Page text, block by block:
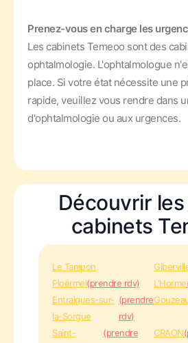
Prenez-vous en charge les
Les cabinets Temeoo sont des
ophtalmologie. L'ophtalmologue
place. Si votre état nécessite une
rapide, veuillez vous rendre dans
d'ophtalmologie ou aux urgences.
Découvrir
cabinets
Le Tampon
Ploërmel(prendre rdv) L'Horme
Entraigues-sur-
la-Sorgue
(prendre
rdv)
Saint-
(prendre
CRAON